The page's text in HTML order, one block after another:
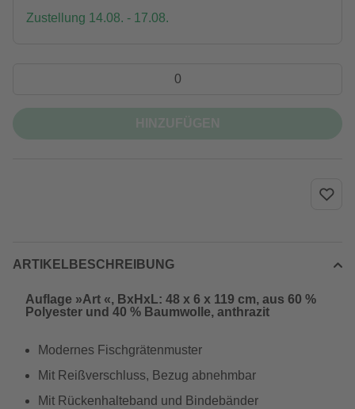
Zustellung 14.08. - 17.08.
ARTIKELBESCHREIBUNG
Auflage »Art «, BxHxL: 48 x 6 x 119 cm, aus 60 %
Polyester und 40 % Baumwolle, anthrazit
Modernes Fischgrätenmuster
Mit Reißverschluss, Bezug abnehmbar
Mit Rückenhalteband und Bindebänder